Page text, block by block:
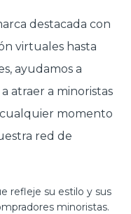
destacada con
virtuales hasta
ayudamos a
atraer a minoristas
momento
red de
refleje su estilo y sus
minoristas.